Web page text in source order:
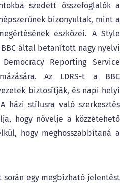
szedett összefoglalók a
bizonyultak, mint a
eszközei. A Style
által betanított nagy nyelvi
Reporting Service
Az LDRS-t a BBC
biztosítják, és napi helyi
házi stílusra való szerkesztés
hogy növelje a közzétehető
hogy meghosszabbítaná a
során egy megbízható jelentést